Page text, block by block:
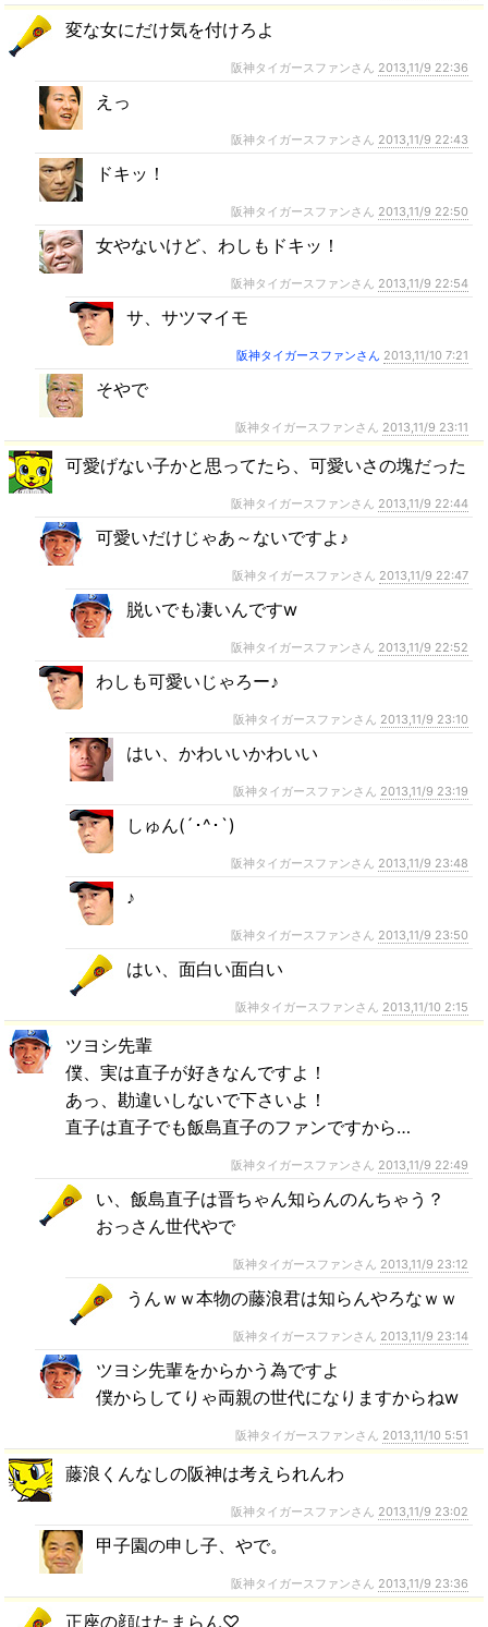
変な女にだけ気を付けろよ
阪神タイガースファンさん 2013,11/9 22:36
えっ
阪神タイガースファンさん 2013,11/9 22:43
ドキッ！
阪神タイガースファンさん 2013,11/9 22:50
女やないけど、わしもドキッ！
阪神タイガースファンさん 2013,11/9 22:54
サ、サツマイモ
阪神タイガースファンさん 2013,11/10 7:21
そやで
阪神タイガースファンさん 2013,11/9 23:11
可愛げない子かと思ってたら、可愛いさの塊だった
阪神タイガースファンさん 2013,11/9 22:44
可愛いだけじゃあ～ないですよ♪
阪神タイガースファンさん 2013,11/9 22:47
脱いでも凄いんですw
阪神タイガースファンさん 2013,11/9 22:52
わしも可愛いじゃろー♪
阪神タイガースファンさん 2013,11/9 23:10
はい、かわいいかわいい
阪神タイガースファンさん 2013,11/9 23:19
しゅん(´･^･`)
阪神タイガースファンさん 2013,11/9 23:48
♪
阪神タイガースファンさん 2013,11/9 23:50
はい、面白い面白い
阪神タイガースファンさん 2013,11/10 2:15
ツヨシ先輩
僕、実は直子が好きなんですよ！
あっ、勘違いしないで下さいよ！
直子は直子でも飯島直子のファンですから…
阪神タイガースファンさん 2013,11/9 22:49
い、飯島直子は晋ちゃん知らんのんちゃう？
おっさん世代やで
阪神タイガースファンさん 2013,11/9 23:12
うんｗｗ本物の藤浪君は知らんやろなｗｗ
阪神タイガースファンさん 2013,11/9 23:14
ツヨシ先輩をからかう為ですよ
僕からしてりゃ両親の世代になりますからねw
阪神タイガースファンさん 2013,11/10 5:51
藤浪くんなしの阪神は考えられんわ
阪神タイガースファンさん 2013,11/9 23:02
甲子園の申し子、やで。
阪神タイガースファンさん 2013,11/9 23:36
正座の顔はたまらん♡